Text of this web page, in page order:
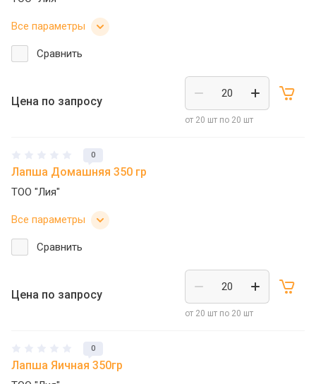
Все параметры
Сравнить
Цена по запросу
от 20 шт по 20 шт
0
Лапша Домашняя 350 гр
ТОО "Лия"
Все параметры
Сравнить
Цена по запросу
от 20 шт по 20 шт
0
Лапша Яичная 350гр